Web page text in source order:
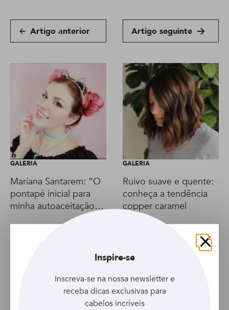
Artigo anterior Artigo seguinte
GALERIA
Mariana Santarem: “O
pontapé inicial para
minha autoaceitação
foi ter parado de ter
GALERIA
Ruivo suave e quente:
conheça a tendência
copper caramel
Fechar
Inspire-se
Inscreva-se na nossa newsletter e
receba dicas exclusivas para
cabelos incríveis